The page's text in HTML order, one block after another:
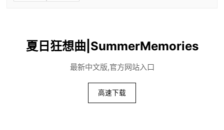
夏日狂想曲|SummerMemories
最新中文版,官方网站入口
高速下载